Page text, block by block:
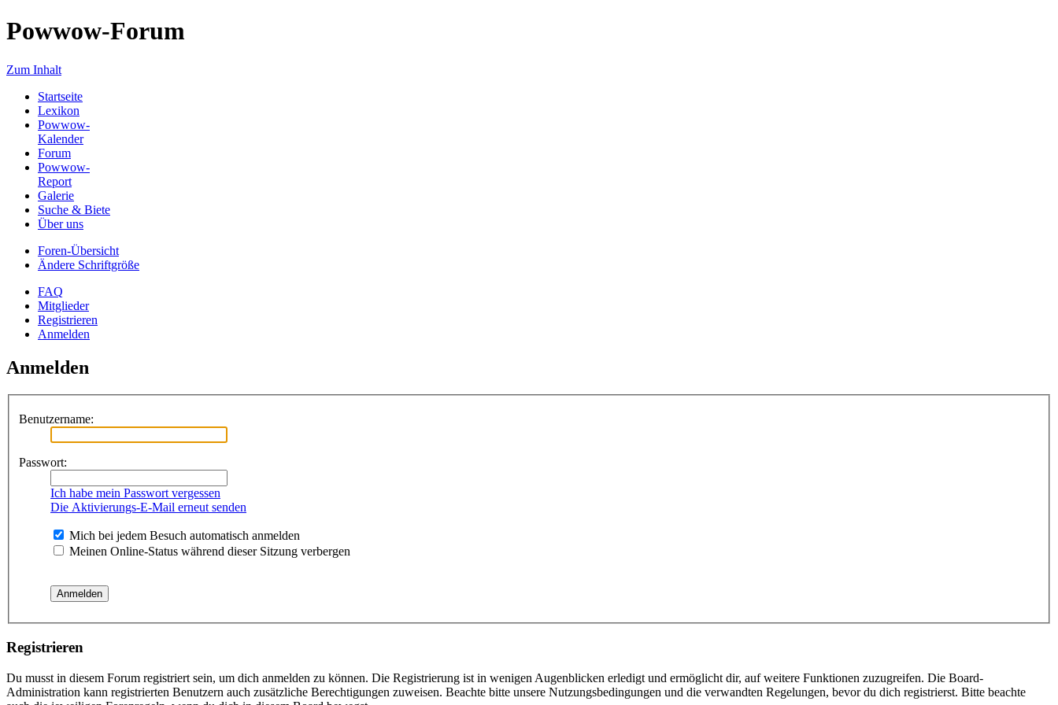
Powwow-Forum
Zum Inhalt
Startseite
Lexikon
Powwow-
Kalender
Forum
Powwow-
Report
Galerie
Suche & Biete
Über uns
Foren-Übersicht
Ändere Schriftgröße
FAQ
Mitglieder
Registrieren
Anmelden
Anmelden
Benutzername:
Passwort:
Ich habe mein Passwort vergessen
Die Aktivierungs-E-Mail erneut senden
Mich bei jedem Besuch automatisch anmelden
Meinen Online-Status während dieser Sitzung verbergen
Registrieren
Du musst in diesem Forum registriert sein, um dich anmelden zu können. Die Registrierung ist in wenigen Augenblicken erledigt und ermöglicht dir, auf weitere Funktionen zuzugreifen. Die Board-
Administration kann registrierten Benutzern auch zusätzliche Berechtigungen zuweisen. Beachte bitte unsere Nutzungsbedingungen und die verwandten Regelungen, bevor du dich registrierst. Bitte beachte